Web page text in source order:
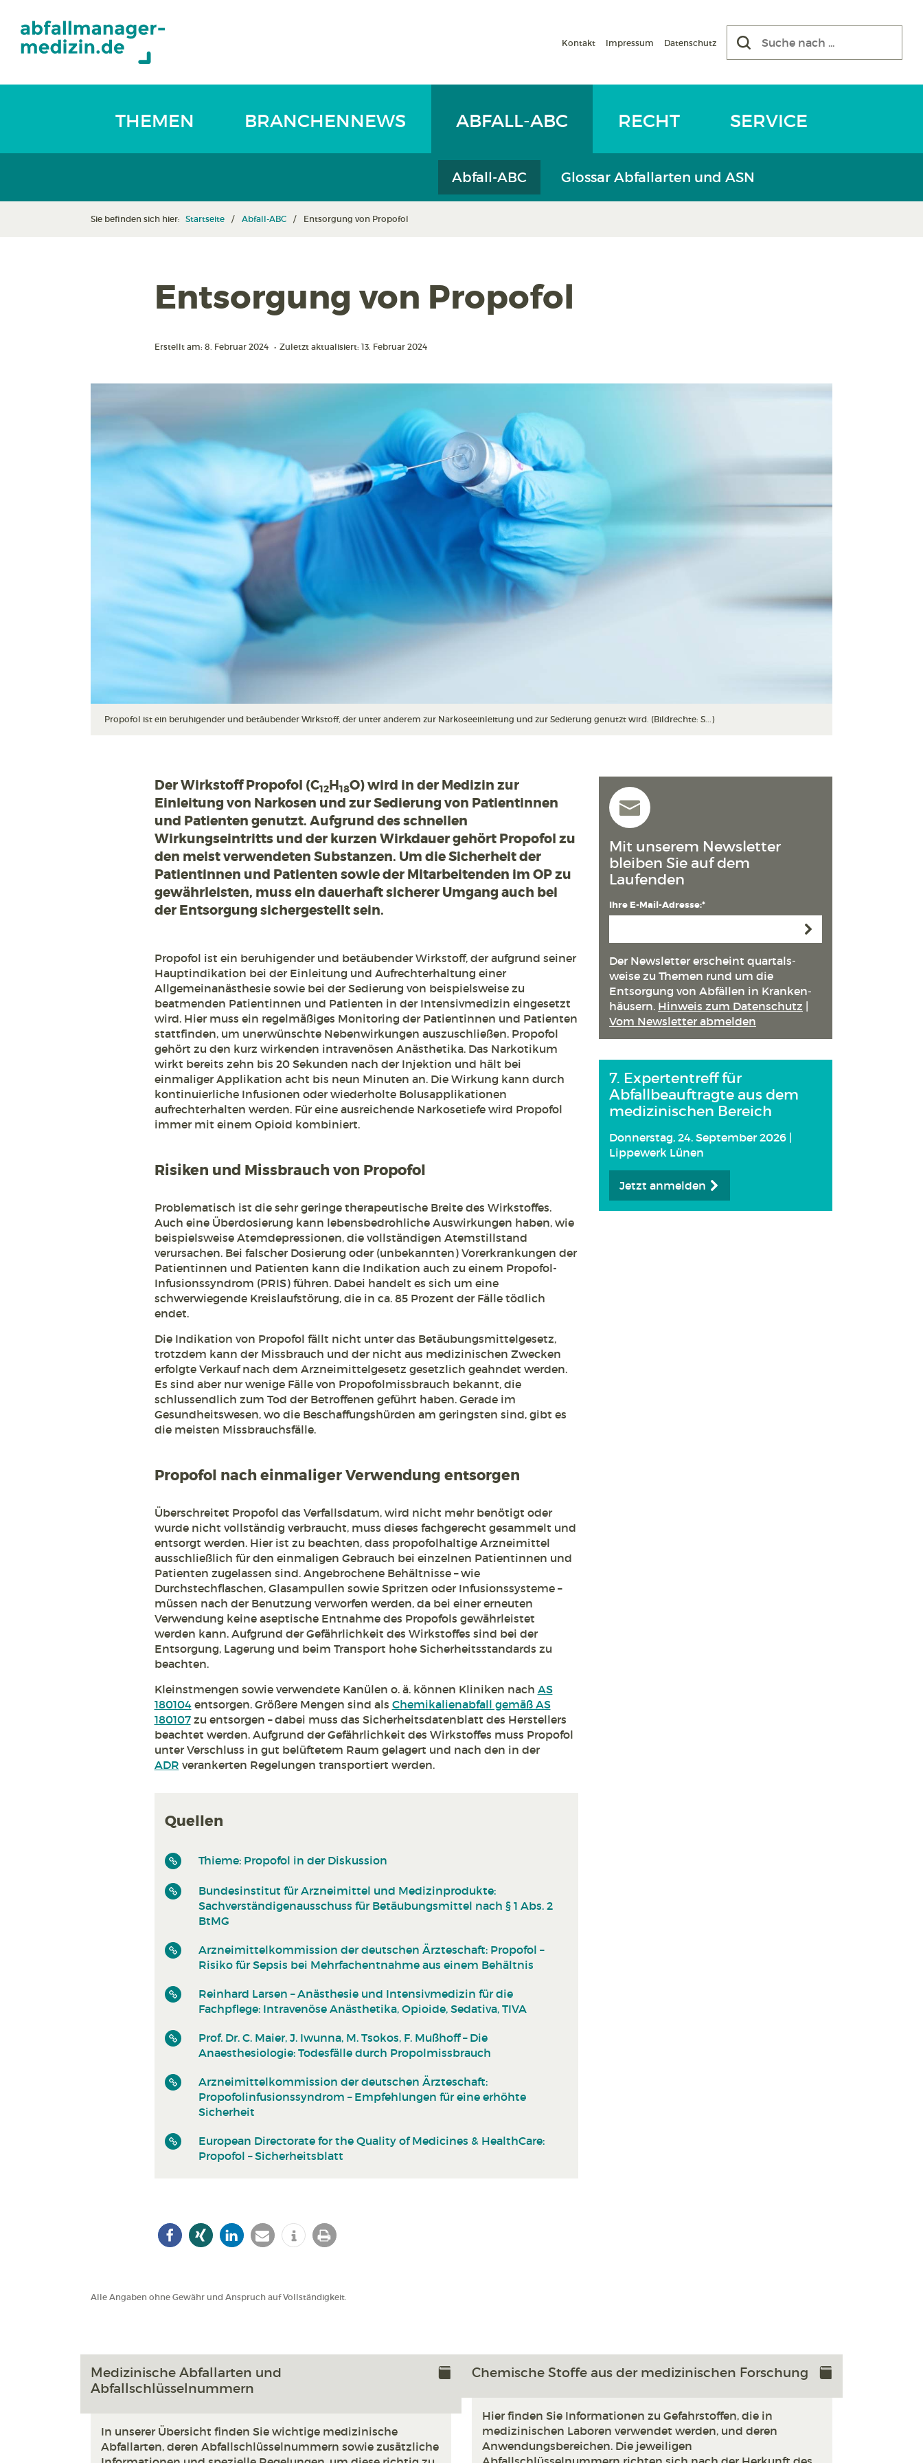
Kontakt Impressum Datenschutz
THEMEN BRANCHENNEWS ABFALL-ABC
Abfall-ABC Glossar Abfallarten und ASN
RECHT SERVICE
Sie befinden sich hier: Startseite Abfall-ABC Entsorgung von Propofol
Entsorgung von Propofol
Erstellt am: 8. Februar 2024 • Zuletzt aktualisiert: 13. Februar 2024
Propofol ist ein beruhigender und betäubender Wirkstoff, der unter anderem zur Narkoseeinleitung und zur Sedierung genutzt wird. (Bildrechte: S...)
Der Wirkstoff Propofol (C12H18O) wird in der Medizin zur
Einleitung von Narkosen und zur Sedierung von Patientinnen
und Patienten genutzt. Aufgrund des schnellen
Wirkungseintritts und der kurzen Wirkdauer gehört Propofol zu
den meist verwendeten Substanzen. Um die Sicherheit der
Patientinnen und Patienten sowie der Mitarbeitenden im OP zu
gewährleisten, muss ein dauerhaft sicherer Umgang auch bei
der Entsorgung sichergestellt sein.
Propofol ist ein beruhigender und betäubender Wirkstoff, der aufgrund seiner
Hauptindikation bei der Einleitung und Aufrechterhaltung einer
Allgemeinanästhesie sowie bei der Sedierung von beispielsweise zu
beatmenden Patientinnen und Patienten in der Intensivmedizin eingesetzt
wird. Hier muss ein regelmäßiges Monitoring der Patientinnen und Patienten
stattfinden, um unerwünschte Nebenwirkungen auszuschließen. Propofol
gehört zu den kurz wirkenden intravenösen Anästhetika. Das Narkotikum
wirkt bereits zehn bis 20 Sekunden nach der Injektion und hält bei
einmaliger Applikation acht bis neun Minuten an. Die Wirkung kann durch
kontinuierliche Infusionen oder wiederholte Bolusapplikationen
aufrechterhalten werden. Für eine ausreichende Narkosetiefe wird Propofol
immer mit einem Opioid kombiniert.
Risiken und Missbrauch von Propofol
Problematisch ist die sehr geringe therapeutische Breite des Wirkstoffes.
Auch eine Überdosierung kann lebensbedrohliche Auswirkungen haben, wie
beispielsweise Atemdepressionen, die vollständigen Atemstillstand
verursachen. Bei falscher Dosierung oder (unbekannten) Vorerkrankungen der
Patientinnen und Patienten kann die Indikation auch zu einem Propofol-
Infusionssyndrom (PRIS) führen. Dabei handelt es sich um eine
schwerwiegende Kreislaufstörung, die in ca. 85 Prozent der Fälle tödlich
endet.
Die Indikation von Propofol fällt nicht unter das Betäubungsmittelgesetz,
trotzdem kann der Missbrauch und der nicht aus medizinischen Zwecken
erfolgte Verkauf nach dem Arzneimittelgesetz gesetzlich geahndet werden.
Es sind aber nur wenige Fälle von Propofolmissbrauch bekannt, die
schlussendlich zum Tod der Betroffenen geführt haben. Gerade im
Gesundheitswesen, wo die Beschaffungshürden am geringsten sind, gibt es
die meisten Missbrauchsfälle.
Propofol nach einmaliger Verwendung entsorgen
Überschreitet Propofol das Verfallsdatum, wird nicht mehr benötigt oder
wurde nicht vollständig verbraucht, muss dieses fachgerecht gesammelt und
entsorgt werden. Hier ist zu beachten, dass propofolhaltige Arzneimittel
ausschließlich für den einmaligen Gebrauch bei einzelnen Patientinnen und
Patienten zugelassen sind. Angebrochene Behältnisse – wie
Durchstechflaschen, Glasampullen sowie Spritzen oder Infusionssysteme –
müssen nach der Benutzung verworfen werden, da bei einer erneuten
Verwendung keine aseptische Entnahme des Propofols gewährleistet
werden kann. Aufgrund der Gefährlichkeit des Wirkstoffes sind bei der
Entsorgung, Lagerung und beim Transport hohe Sicherheitsstandards zu
beachten.
Kleinstmengen sowie verwendete Kanülen o. ä. können Kliniken nach AS
180104entsorgen. Größere Mengen sind als Chemikalienabfall gemäß AS
180107zu entsorgen – dabei muss das Sicherheitsdatenblatt des Herstellers
beachtet werden. Aufgrund der Gefährlichkeit des Wirkstoffes muss Propofol
unter Verschluss in gut belüftetem Raum gelagert und nach den in der
ADR verankerten Regelungen transportiert werden.
Quellen
Thieme: Propofol in der Diskussion
Bundesinstitut für Arzneimittel und Medizinprodukte:
Sachverständigenausschuss für Betäubungsmittel nach § 1 Abs. 2
BtMG
Arzneimittelkommission der deutschen Ärzteschaft: Propofol –
Risiko für Sepsis bei Mehrfachentnahme aus einem Behältnis
Reinhard Larsen – Anästhesie und Intensivmedizin für die
Fachpflege: Intravenöse Anästhetika, Opioide, Sedativa, TIVA
Prof. Dr. C. Maier, J. Iwunna, M. Tsokos, F. Mußhoff – Die
Anaesthesiologie: Todesfälle durch Propolmissbrauch
Arzneimittelkommission der deutschen Ärzteschaft:
Propofolinfusionssyndrom – Empfehlungen für eine erhöhte
Sicherheit
European Directorate for the Quality of Medicines & HealthCare:
Propofol – Sicherheitsblatt
Mit unserem Newsletter
bleiben Sie auf dem
Laufenden
Ihre E-Mail-Adresse:*
Der Newsletter erscheint quartals­
weise zu Themen rund um die
Entsorgung von Abfällen in Kranken­
häusern. Hinweis zum Datenschutz
Vom Newsletter abmelden
7. Expertentreff für
Abfallbeauftragte aus dem
medizinischen Bereich
Donnerstag, 24. September 2026 |
Lippewerk Lünen
Jetzt anmelden
Alle Angaben ohne Gewähr und Anspruch auf Vollständigkeit.
Medizinische Abfallarten und
Abfallschlüsselnummern
In unserer Übersicht finden Sie wichtige medizinische
Abfallarten, deren Abfallschlüsselnummern sowie zusätzliche
Chemische Stoffe aus der medizinischen Forschung
Hier finden Sie Informationen zu Gefahrstoffen, die in
medizinischen Laboren verwendet werden, und deren
Anwendungsbereichen. Die jeweiligen